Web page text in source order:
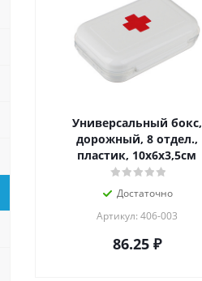
Универсальный бокс,
дорожный, 8 отдел.,
пластик, 10х6х3,5см
Достаточно
Артикул: 406-003
86.25₽